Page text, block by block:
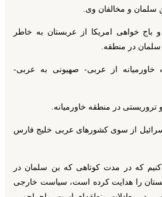
و مخالفان وی.
باج خواهی امریکا از عربستان به خاطر
سلمان در منطقه.
خاورمیانه از عربی- صهیونی به عربی-
از سوی کشورهای عربی خلیج فارس
که در مدت کوتاهی که بن سلمان در
را هدایت کرده است، سیاست خارجی